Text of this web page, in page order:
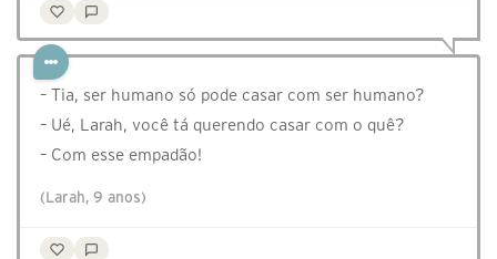
– Tia, ser humano só pode casar com ser humano?
– Ué, Larah, você tá querendo casar com o quê?
– Com esse empadão!
(Larah, 9 anos)